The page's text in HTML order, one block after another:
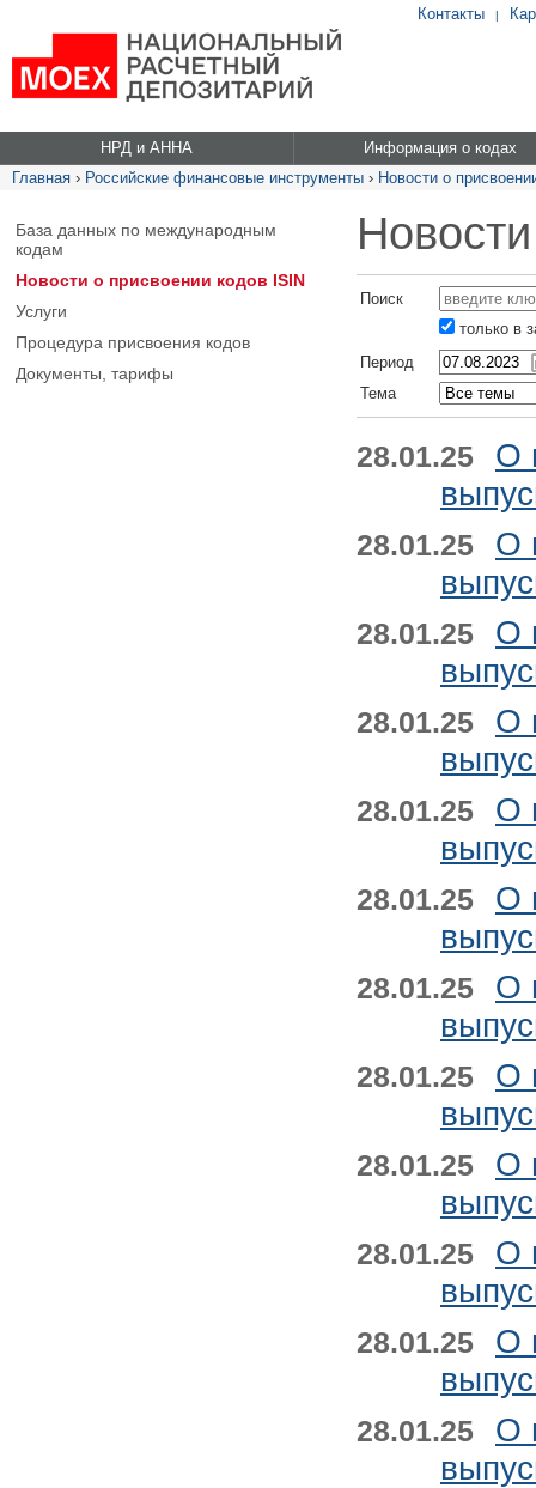
Контакты |
НРД и АННА
Информация о кодах
Главная › Российские финансовые инструменты › Новости о
База данных по международным
кодам
Новости о присвоении кодов ISIN
Услуги
Процедура присвоения кодов
Документы, тарифы
Поиск
только в
Период
Тема
28.01.25
О
28.01.25
О
28.01.25
О
28.01.25
О
28.01.25
О
28.01.25
О
28.01.25
О
28.01.25
О
28.01.25
О
28.01.25
О
28.01.25
О
28.01.25
О